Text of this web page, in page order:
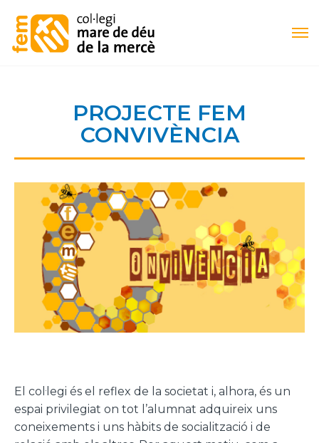
PROJECTE FEM
CONVIVÈNCIA
El col·legi és el reflex de la societat i, alhora, és un
espai privilegiat on tot l’alumnat adquireix uns
coneixements i uns hàbits de socialització i de